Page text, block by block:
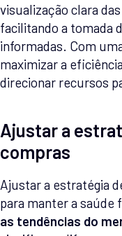
visualização clara das
facilitando a tomada
informadas. Com
maximizar a
direcionar recursos
Ajustar a
compras
Ajustar a estratégia
para manter a saúde
as tendências do